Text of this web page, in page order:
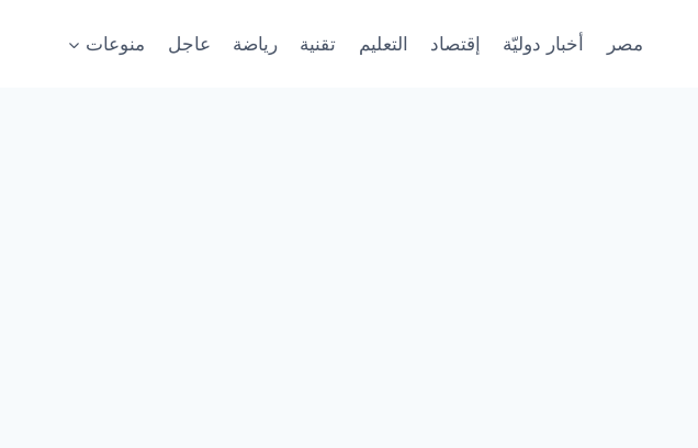
مصر أخبار دوليّة إقتصاد التعليم تقنية رياضة عاجل منوعات